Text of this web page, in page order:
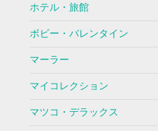
ホテル・旅館
ボビー・バレンタイン
マーラー
マイコレクション
マツコ・デラックス